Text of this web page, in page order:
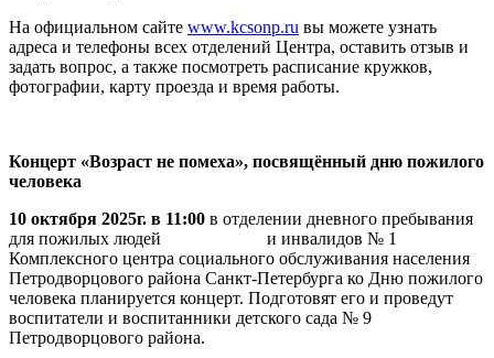
На официальном сайте www.kcsonp.ru вы можете узнать
адреса и телефоны всех отделений Центра, оставить отзыв и
задать вопрос, а также посмотреть расписание кружков,
фотографии, карту проезда и время работы.
Концерт «Возраст не помеха», посвящённый дню пожилого
человека
10 октября 2025г. в 11:00 в отделении дневного пребывания
для пожилых людей и инвалидов № 1
Комплексного центра социального обслуживания населения
Петродворцового района Санкт-Петербурга ко Дню пожилого
человека планируется концерт. Подготовят его и проведут
воспитатели и воспитанники детского сада № 9
Петродворцового района.